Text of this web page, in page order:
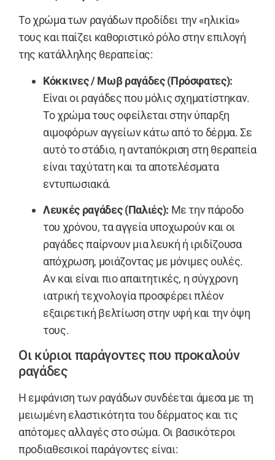
Το χρώμα των ραγάδων προδίδει την «ηλικία»
τους και παίζει καθοριστικό ρόλο στην επιλογή
της κατάλληλης θεραπείας:
Κόκκινες / Μωβ ραγάδες (Πρόσφατες):
Είναι οι ραγάδες που μόλις σχηματίστηκαν.
Το χρώμα τους οφείλεται στην ύπαρξη
αιμοφόρων αγγείων κάτω από το δέρμα. Σε
αυτό το στάδιο, η ανταπόκριση στη θεραπεία
είναι ταχύτατη και τα αποτελέσματα
εντυπωσιακά.
Λευκές ραγάδες (Παλιές): Με την πάροδο
του χρόνου, τα αγγεία υποχωρούν και οι
ραγάδες παίρνουν μια λευκή ή ιριδίζουσα
απόχρωση, μοιάζοντας με μόνιμες ουλές.
Αν και είναι πιο απαιτητικές, η σύγχρονη
ιατρική τεχνολογία προσφέρει πλέον
εξαιρετική βελτίωση στην υφή και την όψη
τους.
Οι κύριοι παράγοντες που προκαλούν
ραγάδες
Η εμφάνιση των ραγάδων συνδέεται άμεσα με τη
μειωμένη ελαστικότητα του δέρματος και τις
απότομες αλλαγές στο σώμα. Οι βασικότεροι
προδιαθεσικοί παράγοντες είναι: